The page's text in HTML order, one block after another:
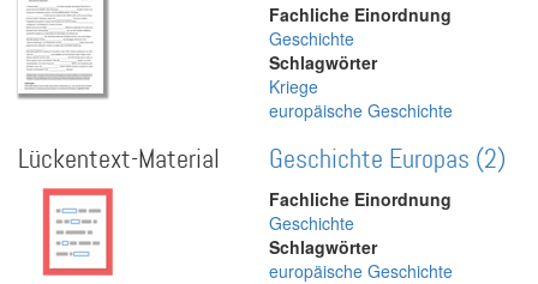
Fachliche Einordnung
Geschichte
Schlagwörter
Kriege
europäische Geschichte
Lückentext-Material Geschichte Europas (2)
Fachliche Einordnung
Geschichte
Schlagwörter
europäische Geschichte